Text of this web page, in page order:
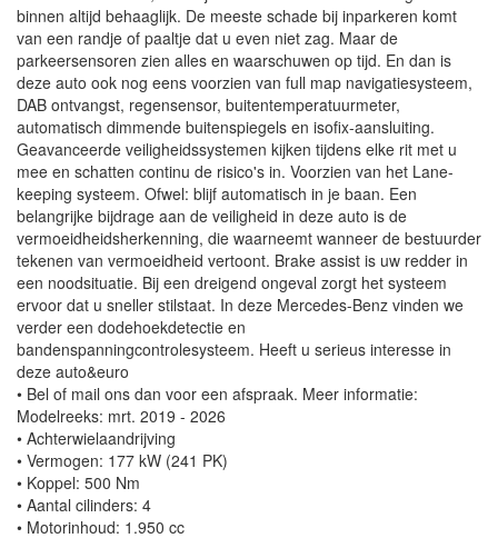
binnen altijd behaaglijk. De meeste schade bij inparkeren komt
van een randje of paaltje dat u even niet zag. Maar de
parkeersensoren zien alles en waarschuwen op tijd. En dan is
deze auto ook nog eens voorzien van full map navigatiesysteem,
DAB ontvangst, regensensor, buitentemperatuurmeter,
automatisch dimmende buitenspiegels en isofix-aansluiting.
Geavanceerde veiligheidssystemen kijken tijdens elke rit met u
mee en schatten continu de risico's in. Voorzien van het Lane-
keeping systeem. Ofwel: blijf automatisch in je baan. Een
belangrijke bijdrage aan de veiligheid in deze auto is de
vermoeidheidsherkenning, die waarneemt wanneer de bestuurder
tekenen van vermoeidheid vertoont. Brake assist is uw redder in
een noodsituatie. Bij een dreigend ongeval zorgt het systeem
ervoor dat u sneller stilstaat. In deze Mercedes-Benz vinden we
verder een dodehoekdetectie en
bandenspanningcontrolesysteem. Heeft u serieus interesse in
deze auto&euro
• Bel of mail ons dan voor een afspraak. Meer informatie:
Modelreeks: mrt. 2019 - 2026
• Achterwielaandrijving
• Vermogen: 177 kW (241 PK)
• Koppel: 500 Nm
• Aantal cilinders: 4
• Motorinhoud: 1.950 cc